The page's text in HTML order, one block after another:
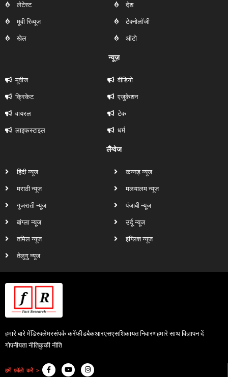
लेटेस्ट
मूवी रिव्यूज
खेल
देश
टेक्नोलॉजी
ऑटो
न्यूज़
मूवीज
क्रिकेट
वायरल
लाइफस्टाइल
वीडियो
एजुकेशन
टेक
धर्म
लैंग्वेज
हिंदी न्यूज
मराठी न्यूज
गुजराती न्यूज
बांग्ला न्यूज
तमिल न्यूज
तेलुगु न्यूज
कन्नड़ न्यूज
मलयालम न्यूज
पंजाबी न्यूज
उर्दू न्यूज
इंग्लिश न्यूज
हमारे बारे मेंडिस्क्लेमरसंपर्क करेंफीडबैकआरएसएसशिकायत निवारणहमारे साथ विज्ञापन दें
गोपनीयता नीतिकुकी नीति
हमें फ़ॉलो करें >